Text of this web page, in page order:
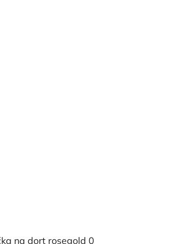
na dort rosegold 0